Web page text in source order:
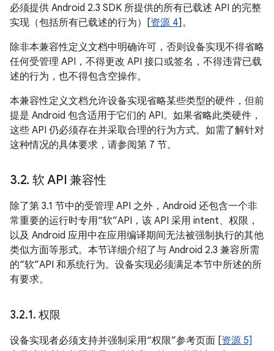
必须提供 Android 2.3 SDK 所提供的所有已载述 API 的完整
实现（包括所有已载述的行为）[资源 4]。
除非本兼容性定义文档中明确许可，否则设备实现不得省略
任何受管理 API，不得更改 API 接口或签名，不得违背已载
述的行为，也不得包含空操作。
本兼容性定义文档允许设备实现省略某些类型的硬件，但前
提是 Android 包含适用于它们的 API。如果省略此类硬件，
这些 API 仍必须存在并采取合理的行为方式。如需了解针对
这种情况的具体要求，请参阅第 7 节。
3.2. 软 API 兼容性
除了第 3.1 节中的受管理 API 之外，Android 还包含一个非
常重要的运行时专用“软”API，该 API 采用 intent、权限，
以及 Android 应用中在应用编译期间无法被强制执行的其他
类似方面等形式。本节详细介绍了与 Android 2.3 兼容所需
的“软”API 和系统行为。设备实现必须满足本节中所述的所
有要求。
3.2.1. 权限
设备实现者必须支持并强制采用“权限”参考页面 [资源 5]